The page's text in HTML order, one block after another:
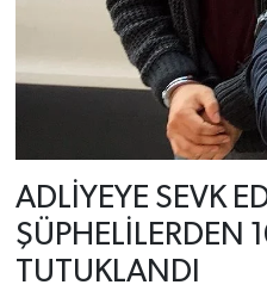
ADLİYEYE SEVK
ŞÜPHELİLERDEN
TUTUKLANDI